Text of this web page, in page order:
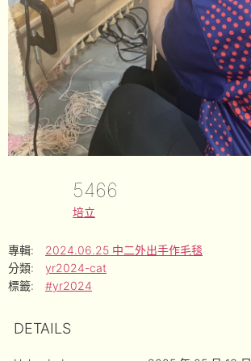
5466
培立
專輯:
2024.06.25 中二外出手作毛毯
分類:
yr2024-cat
標籤:
#yr2024
DETAILS